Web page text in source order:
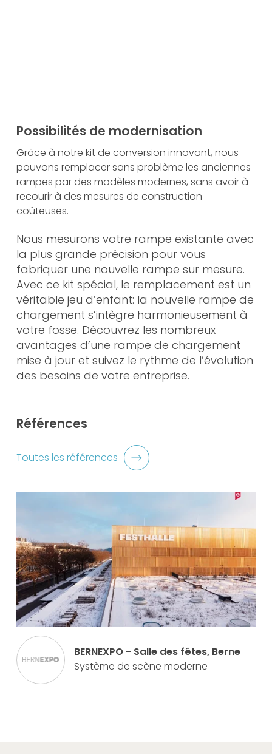
Possibilités de modernisation
Grâce à notre kit de conversion innovant, nous
pouvons remplacer sans problème les anciennes
rampes par des modèles modernes, sans avoir à
recourir à des mesures de construction
coûteuses.
Nous mesurons votre rampe existante avec
la plus grande précision pour vous
fabriquer une nouvelle rampe sur mesure.
Avec ce kit spécial, le remplacement est un
véritable jeu d’enfant: la nouvelle rampe de
chargement s’intègre harmonieusement à
votre fosse. Découvrez les nombreux
avantages d’une rampe de chargement
mise à jour et suivez le rythme de l’évolution
des besoins de votre entreprise.
Références
Toutes les références
BERNEXPO - Salle des fêtes, Berne
Système de scène moderne